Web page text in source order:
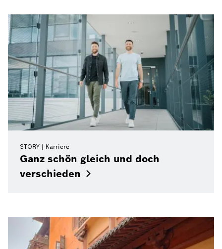
STORY Karriere
Ganz schön gleich und doch
verschieden